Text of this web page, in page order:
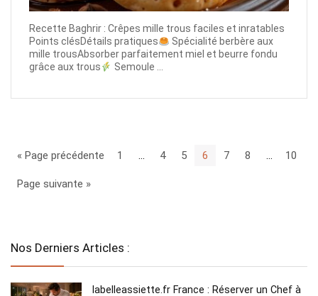
Recette Baghrir : Crêpes mille trous faciles et inratables
Points clésDétails pratiques
Spécialité berbère aux
mille trousAbsorber parfaitement miel et beurre fondu
grâce aux trous
Semoule ...
« Page précédente 1 … 4 5 6 7 8 … 10
Page suivante »
Nos Derniers Articles :
labelleassiette.fr France : Réserver un Chef à